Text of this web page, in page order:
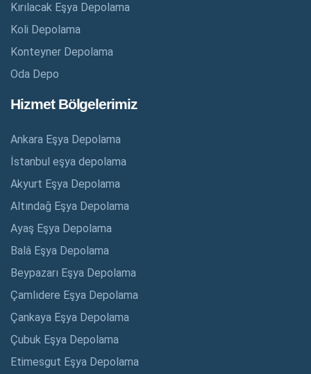
Kırılacak Eşya Depolama
Koli Depolama
Konteyner Depolama
Oda Depo
Hizmet Bölgelerimiz
Ankara Eşya Depolama
İstanbul eşya depolama
Akyurt Eşya Depolama
Altındağ Eşya Depolama
Ayaş Eşya Depolama
Balâ Eşya Depolama
Beypazarı Eşya Depolama
Çamlıdere Eşya Depolama
Çankaya Eşya Depolama
Çubuk Eşya Depolama
Etimesgut Eşya Depolama